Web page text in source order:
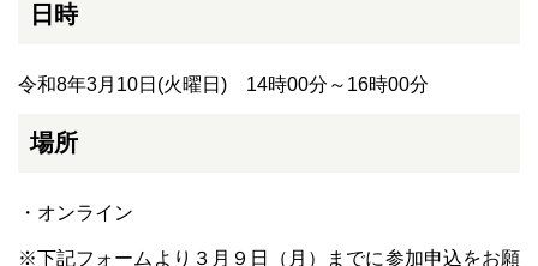
日時
令和8年3月10日(火曜日) 14時00分～16時00分
場所
・オンライン
※下記フォームより３月９日（月）までに参加申込をお願